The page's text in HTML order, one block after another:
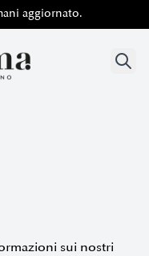
aggiornato.
aggiornato.
sui nostri